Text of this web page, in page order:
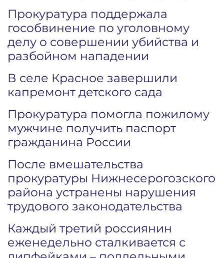
Прокуратура поддержала
гособвинение по уголовному
делу о совершении убийства и
разбойном нападении
В селе Красное завершили
капремонт детского сада
Прокуратура помогла пожилому
мужчине получить паспорт
гражданина России
После вмешательства
прокуратуры Нижнесерогозского
района устранены нарушения
трудового законодательства
Каждый третий россиянин
еженедельно сталкивается с